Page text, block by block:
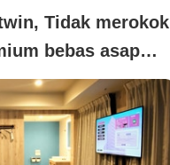
Tidak merokok
bebas asap